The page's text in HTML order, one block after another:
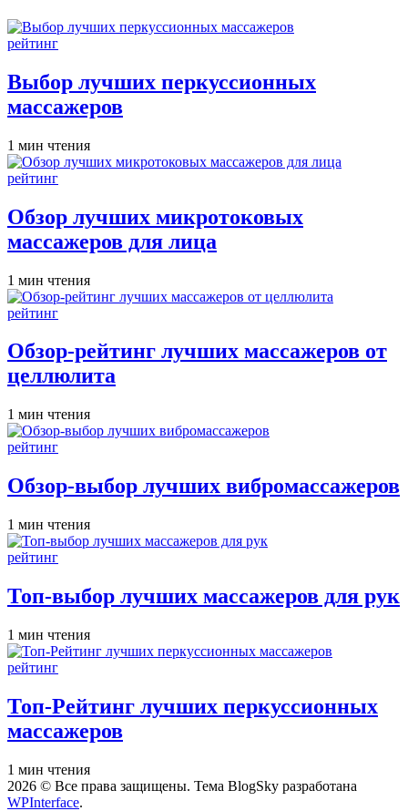
Опубликовано
рейтинг
Выбор лучших перкуссионных
массажеров
Расчётное
время
чтения
1 мин чтения
Опубликовано
рейтинг
Обзор лучших микротоковых
массажеров для лица
Расчётное
время
чтения
1 мин чтения
Опубликовано
рейтинг
Обзор-рейтинг лучших массажеров от
целлюлита
Расчётное
время
чтения
1 мин чтения
Опубликовано
рейтинг
Обзор-выбор лучших вибромассажеров
Расчётное
время
чтения
1 мин чтения
Опубликовано
рейтинг
Топ-выбор лучших массажеров для рук
Расчётное
время
чтения
1 мин чтения
Опубликовано
рейтинг
Топ-Рейтинг лучших перкуссионных
массажеров
Расчётное
время
чтения
1 мин чтения
2026 © Все права защищены. Тема BlogSky разработана
WPInterface.